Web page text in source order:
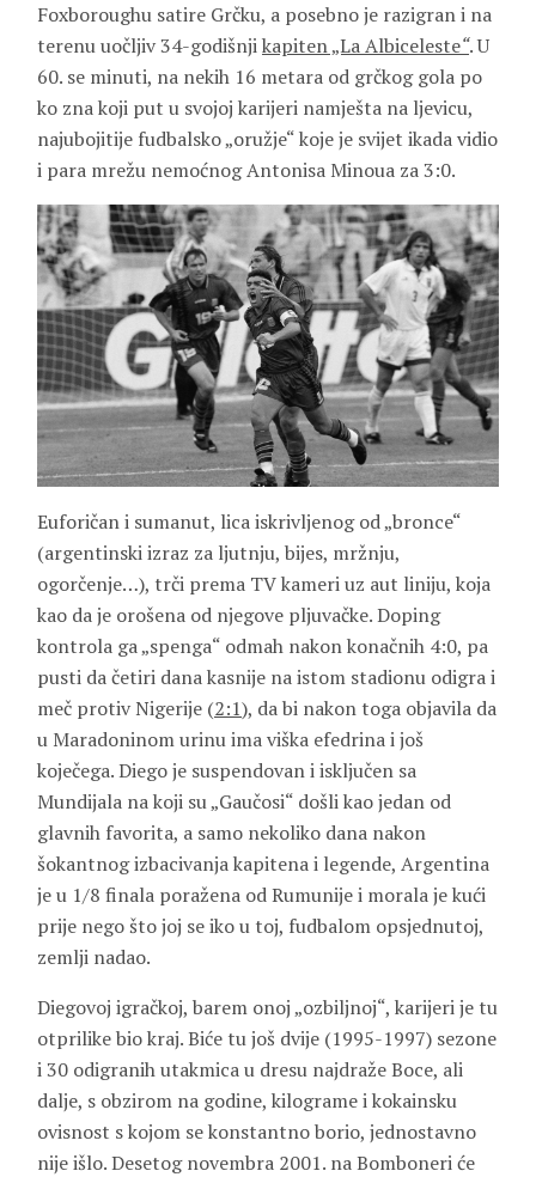
Foxboroughu satire Grčku, a posebno je razigran i na
terenu uočljiv 34-godišnjikapiten „La Albiceleste“. U
60. se minuti, na nekih 16 metara od grčkog gola po
ko zna koji put u svojoj karijeri namješta na ljevicu,
najubojitije fudbalsko „oružje“ koje je svijet ikada vidio
i para mrežu nemoćnog Antonisa Minoua za 3:0.
Euforičan i sumanut, lica iskrivljenog od „bronce“
(argentinski izraz za ljutnju, bijes, mržnju,
ogorčenje…), trči prema TV kameri uz aut liniju, koja
kao da je orošena od njegove pljuvačke. Doping
kontrola ga „spenga“ odmah nakon konačnih 4:0, pa
pusti da četiri dana kasnije na istom stadionu odigra i
meč protiv Nigerije (2:1), da bi nakon toga objavila da
u Maradoninom urinu ima viška efedrina i još
koječega. Diego je suspendovan i isključen sa
Mundijala na koji su „Gaučosi“ došli kao jedan od
glavnih favorita, a samo nekoliko dana nakon
šokantnog izbacivanja kapitena i legende, Argentina
je u 1/8 finala poražena od Rumunije i morala je kući
prije nego što joj se iko u toj, fudbalom opsjednutoj,
zemlji nadao.
Diegovoj igračkoj, barem onoj „ozbiljnoj“, karijeri je tu
otprilike bio kraj. Biće tu još dvije (1995-1997) sezone
i 30 odigranih utakmica u dresu najdraže Boce, ali
dalje, s obzirom na godine, kilograme i kokainsku
ovisnost s kojom se konstantno borio, jednostavno
nije išlo. Desetog novembra 2001. na Bomboneri će